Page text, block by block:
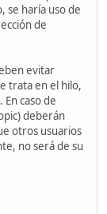
se haría uso de
de
evitar
trata en el hilo,
caso de
deberán
otros usuarios
no será de su